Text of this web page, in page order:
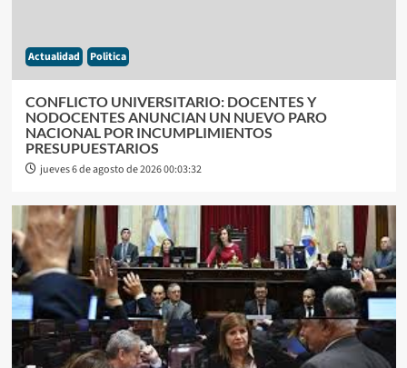
Actualidad Politica
CONFLICTO UNIVERSITARIO: DOCENTES Y
NODOCENTES ANUNCIAN UN NUEVO PARO
NACIONAL POR INCUMPLIMIENTOS
PRESUPUESTARIOS
jueves 6 de agosto de 2026 00:03:32